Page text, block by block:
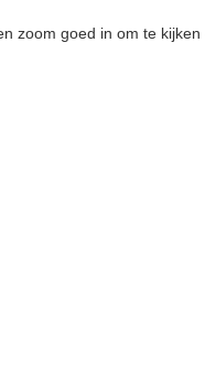
zoom goed in om te